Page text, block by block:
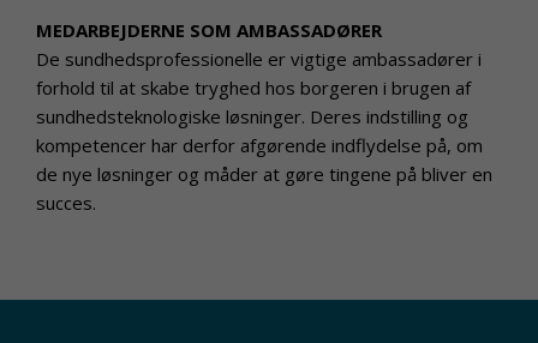
MEDARBEJDERNE SOM AMBASSADØRER
De sundhedsprofessionelle er vigtige ambassadører i
forhold til at skabe tryghed hos borgeren i brugen af
sundhedsteknologiske løsninger. Deres indstilling og
kompetencer har derfor afgørende indflydelse på, om
de nye løsninger og måder at gøre tingene på bliver en
succes.